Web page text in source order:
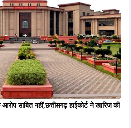
साबित नहीं,छत्तीसगढ़ हाईकोर्ट ने खारिज की